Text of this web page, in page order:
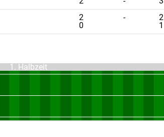
2
0
-
2
1
1. Halbzeit